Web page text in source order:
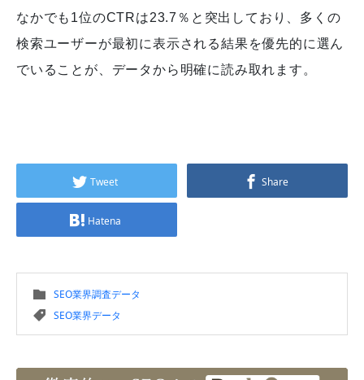
なかでも1位のCTRは23.7％と突出しており、多くの
検索ユーザーが最初に表示される結果を優先的に選ん
でいることが、データから明確に読み取れます。
Tweet Share
Hatena
SEO業界調査データ
SEO業界データ